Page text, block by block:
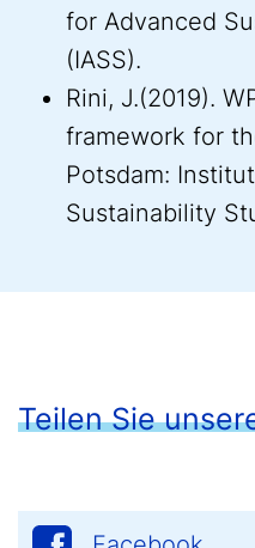
for Advanced
(IASS).
Rini, J.(2019).
framework for
Potsdam:
Sustainability
Teilen Sie